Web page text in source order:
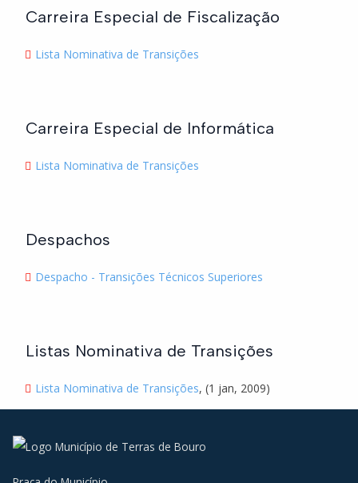
Carreira Especial de Fiscalização
Lista Nominativa de Transições
Carreira Especial de Informática
Lista Nominativa de Transições
Despachos
Despacho - Transições Técnicos Superiores
Listas Nominativa de Transições
Lista Nominativa de Transições, (1 jan, 2009)